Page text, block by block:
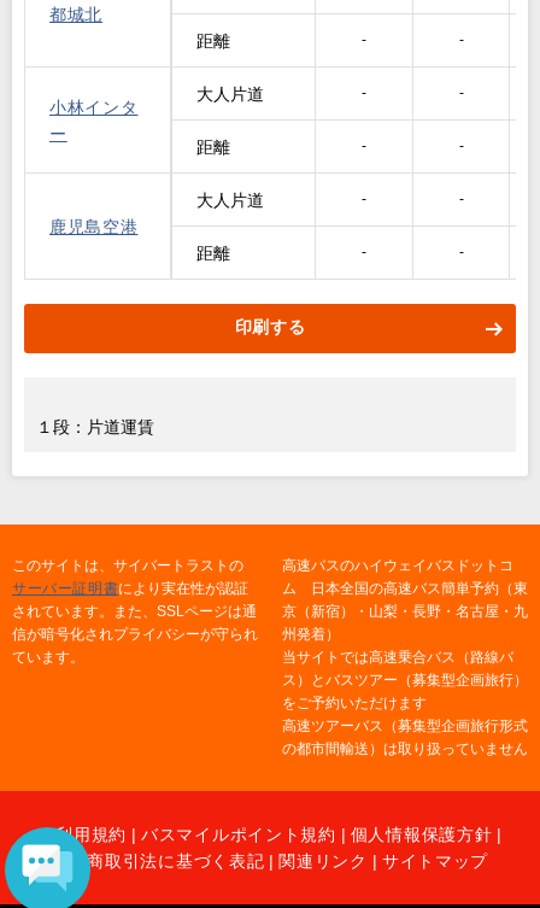
都城北
小林インタ
ー
鹿児島空港
距離
大人片道
距離
大人片道
距離
- -
- -
- -
- -
- -
印刷する
１段：片道運賃
このサイトは、サイバートラストの
サーバー証明書により実在性が認証
されています。また、SSLページは通
信が暗号化されプライバシーが守られ
ています。
高速バスのハイウェイバスドットコ
ム 日本全国の高速バス簡単予約（東
京（新宿）・山梨・長野・名古屋・九
州発着）
当サイトでは高速乗合バス（路線バ
ス）とバスツアー（募集型企画旅行）
をご予約いただけます
高速ツアーバス（募集型企画旅行形式
の都市間輸送）は取り扱っていません
ご利用規約 |バスマイルポイント規約 | 個人情報保護方針 |
特定商取引法に基づく表記 | 関連リンク | サイトマップ